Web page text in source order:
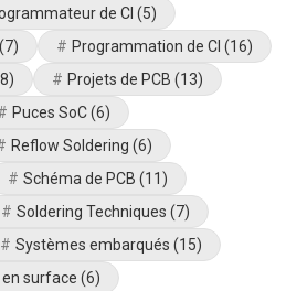
de CI (5)
(7) Programmation de CI (16)
Projets de PCB (13)
Puces SoC(6)
Reflow Soldering (6)
Schéma de PCB (11)
Soldering Techniques (7)
Systèmes embarqués (15)
surface (6)